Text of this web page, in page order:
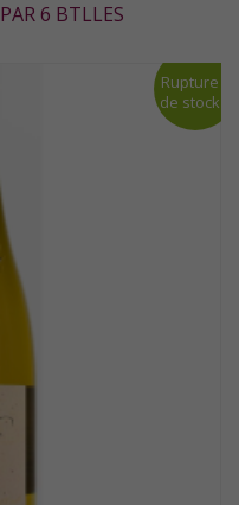
PAR 6 BTLLES
Rupture
de stock